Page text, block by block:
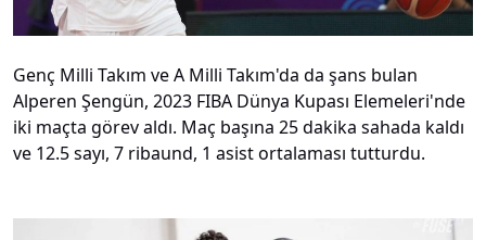
Genç Milli Takım ve A Milli Takım'da da şans bulan
Alperen Şengün, 2023 FIBA Dünya Kupası Elemeleri'nde
iki maçta görev aldı. Maç başına 25 dakika sahada kaldı
ve 12.5 sayı, 7 ribaund, 1 asist ortalaması tutturdu.